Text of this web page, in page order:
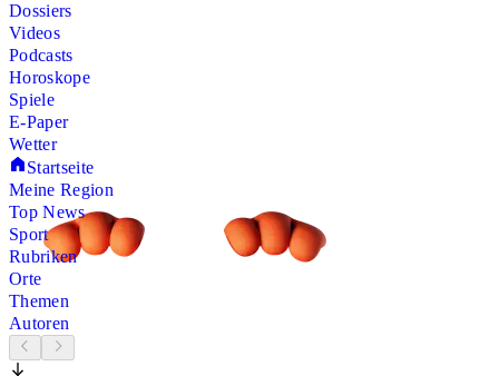
Dossiers
Videos
Podcasts
Horoskope
Spiele
E-Paper
Wetter
Startseite
Meine Region
Top News
Sport
Rubriken
Orte
Themen
Autoren